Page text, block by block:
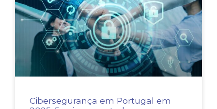
Cibersegurança em Portugal em